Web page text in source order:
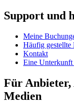
Support und
Meine
Häufig gestellte
Kontakt
Eine Unterkunft
Für
Medien